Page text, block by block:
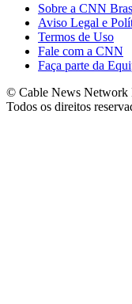
Sobre a CNN
Aviso Legal e
Termos de Uso
Fale com a CNN
Faça parte da
© Cable News
Todos os direitos